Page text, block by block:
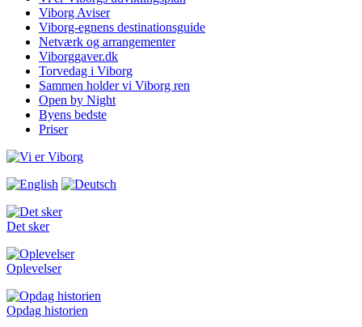
Viborg Aviser
Viborg-egnens destinationsguide
Netværk og arrangementer
Viborggaver.dk
Torvedag i Viborg
Sammen holder vi Viborg ren
Open by Night
Byens bedste
Priser
Det sker
Oplevelser
Opdag historien